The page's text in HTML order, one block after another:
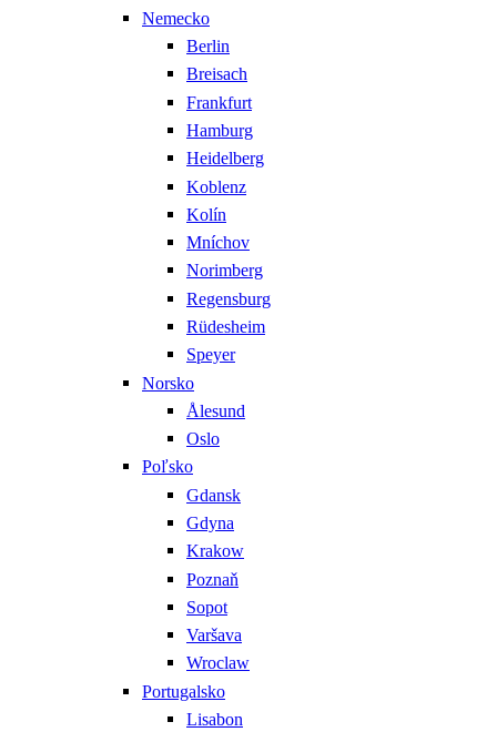
Nemecko
Berlin
Breisach
Frankfurt
Hamburg
Heidelberg
Koblenz
Kolín
Mníchov
Norimberg
Regensburg
Rüdesheim
Speyer
Norsko
Ålesund
Oslo
Poľsko
Gdansk
Gdyna
Krakow
Poznaň
Sopot
Varšava
Wroclaw
Portugalsko
Lisabon